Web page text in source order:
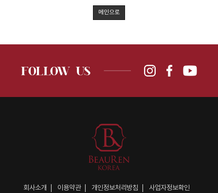
메인으로
회사소개 이용약관 개인정보처리방침
사업자정보확인